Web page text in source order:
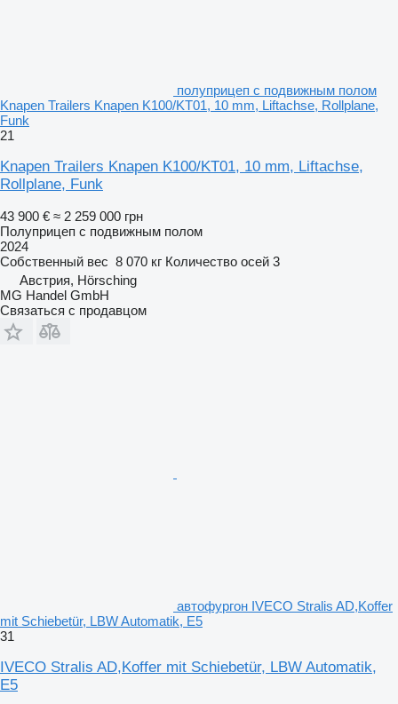
полуприцеп с подвижным полом
Knapen Trailers Knapen K100/KT01, 10 mm, Liftachse, Rollplane,
Funk
21
Knapen Trailers Knapen K100/KT01, 10 mm, Liftachse,
Rollplane, Funk
43 900 € ≈ 2 259 000 грн
Полуприцеп с подвижным полом
2024
Собственный вес 8 070 кг Количество осей 3
Австрия, Hörsching
MG Handel GmbH
Связаться с продавцом
автофургон IVECO Stralis AD,Koffer
mit Schiebetür, LBW Automatik, E5
31
IVECO Stralis AD,Koffer mit Schiebetür, LBW Automatik,
E5